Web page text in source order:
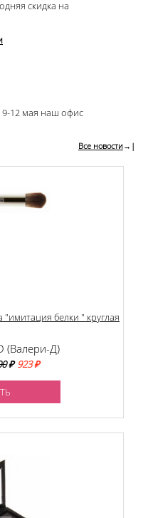
скидка на
12 мая наш офис
Все новости →|
"имитация белки " круглая
(Валери-Д)
₽ 923 ₽